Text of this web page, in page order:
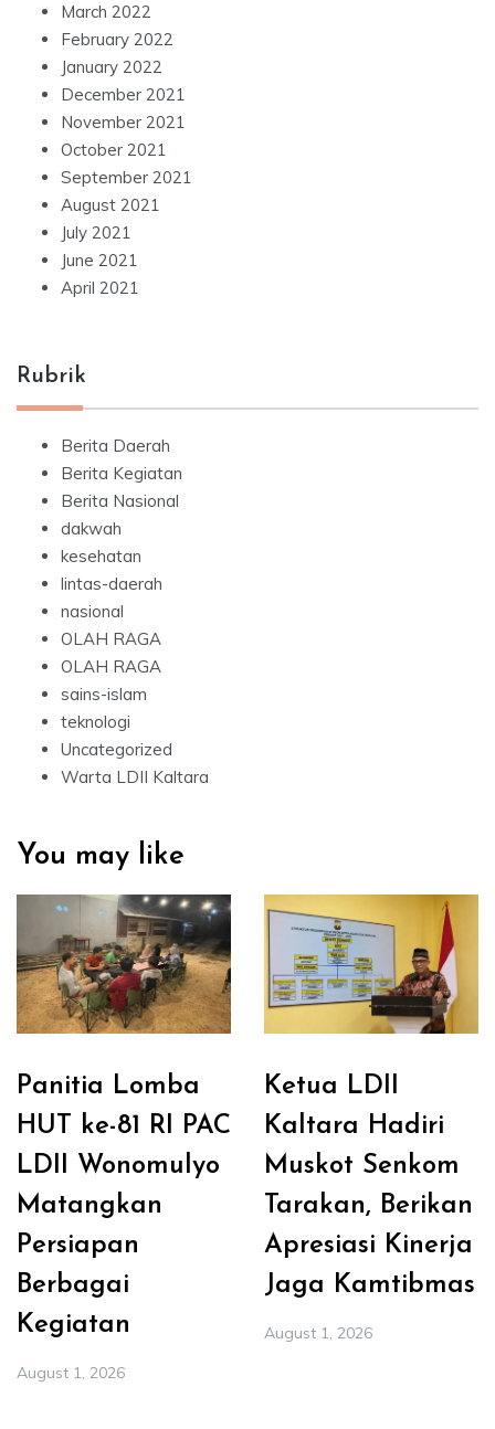
March 2022
February 2022
January 2022
December 2021
November 2021
October 2021
September 2021
August 2021
July 2021
June 2021
April 2021
Rubrik
Berita Daerah
Berita Kegiatan
Berita Nasional
dakwah
kesehatan
lintas-daerah
nasional
OLAH RAGA
OLAH RAGA
sains-islam
teknologi
Uncategorized
Warta LDII Kaltara
You may like
Panitia Lomba
HUT ke-81 RI PAC
LDII Wonomulyo
Matangkan
Persiapan
Berbagai
Kegiatan
August 1, 2026
Ketua LDII
Kaltara Hadiri
Muskot Senkom
Tarakan, Berikan
Apresiasi Kinerja
Jaga Kamtibmas
August 1, 2026